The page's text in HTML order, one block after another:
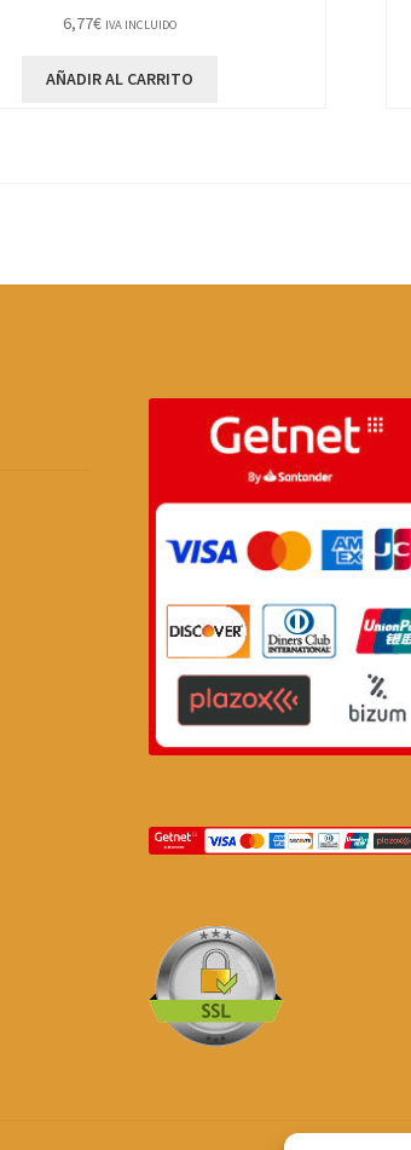
6,77€ IVA INCLUIDO
AÑADIR AL CARRITO